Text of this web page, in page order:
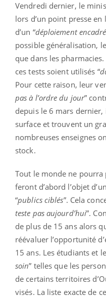
Vendredi dernier, le
lors d’un point presse
d’un “déploiement
possible généralisation,
que dans les
ces tests soient utilisés “
Pour cette raison, leur
pas à l’ordre du jour”
depuis le 6 mars
surface et trouvent un
nombreuses enseignes
stock.
Tout le monde ne pourra
feront d’abord l’objet
“publics ciblés”. Cela
teste pas aujourd’hui”.
de plus de 15 ans alors
réévaluer l’opportunité
15 ans. Les étudiants et
soin” telles que les
de certains territoires
visés. La liste exacte de